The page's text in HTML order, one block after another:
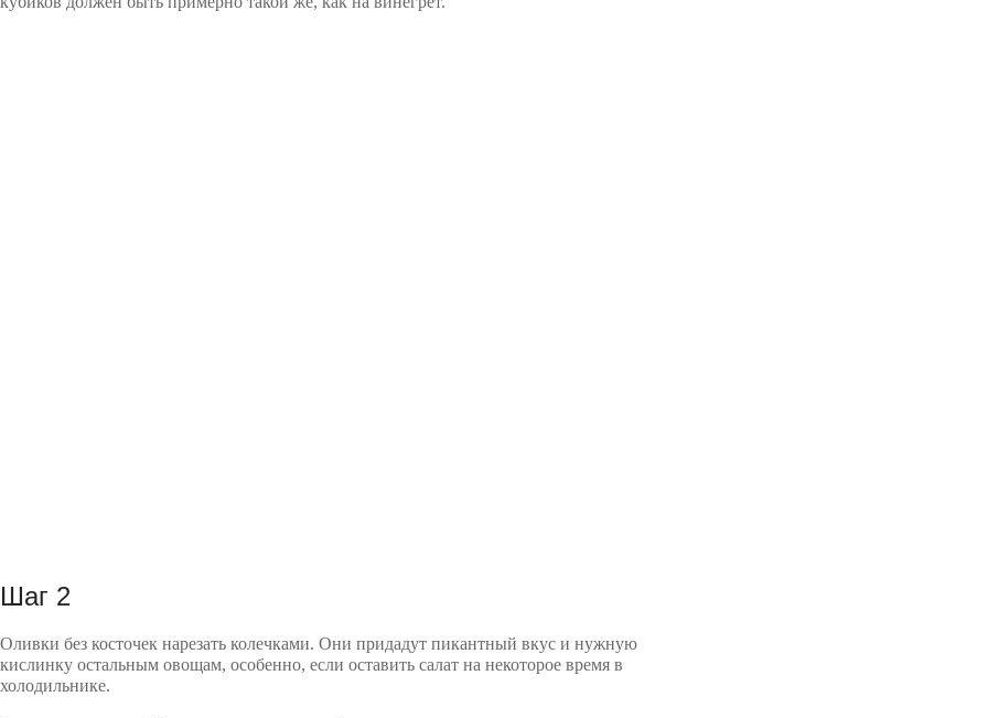
Шаг 2
Оливки без косточек нарезать колечками. Они придадут пикантный вкус и нужную
кислинку остальным овощам, особенно, если оставить салат на некоторое время в
холодильнике.